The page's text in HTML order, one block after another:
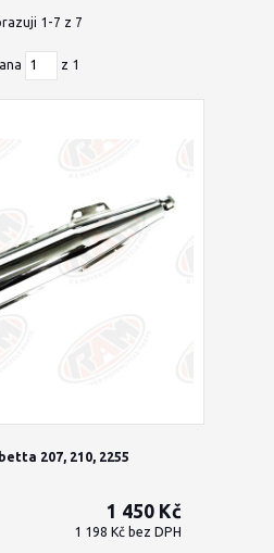
1-7 z 7
z 1
207, 210, 2255
1 450 Kč
1 198 Kč bez DPH